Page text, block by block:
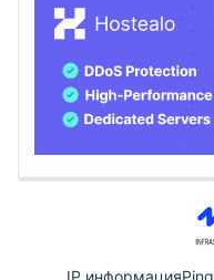
IP информацияPing